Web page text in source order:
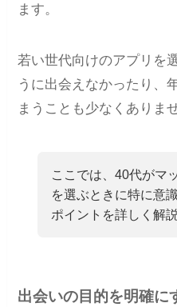
ます。
若い世代向けのアプリを
うに出会えなかったり、
まうことも少なくありま
ここでは、40代がマ
を選ぶときに特に意
ポイントを詳しく解説
出会いの目的を明確に